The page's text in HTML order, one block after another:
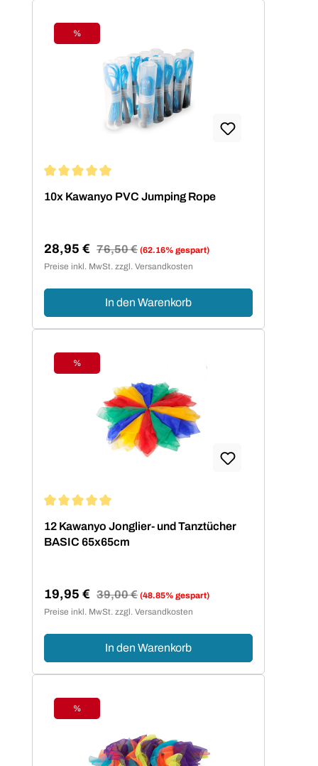
Rabatt
%
10x Kawanyo PVC Jumping Rope
Verkaufspreis:
28,95 € Regulärer Preis:
76,50 € (62.16% gespart)
Preise inkl. MwSt. zzgl. Versandkosten
In den Warenkorb
Rabatt
%
12 Kawanyo Jonglier- und Tanztücher
BASIC 65x65cm
Verkaufspreis:
19,95 € Regulärer Preis:
39,00 € (48.85% gespart)
Preise inkl. MwSt. zzgl. Versandkosten
In den Warenkorb
Rabatt
%